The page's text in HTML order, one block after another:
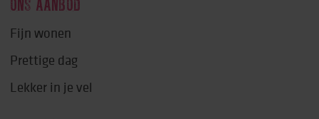
ONS AANBOD
Fijn wonen
Prettige dag
Lekker in je vel